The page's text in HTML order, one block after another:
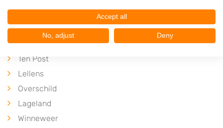
Plaatsen in de buurt
Luddeweer
Ten Boer
Ten Post
Lellens
Overschild
Lageland
Winneweer
Accept all
No, adjust Deny